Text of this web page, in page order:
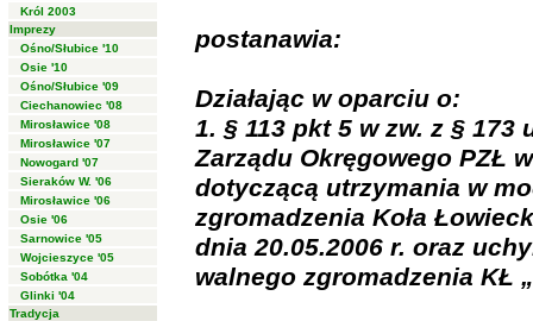
Król 2003
Imprezy
Ośno/Słubice '10
Osie '10
Ośno/Słubice '09
Ciechanowiec '08
Mirosławice '08
Mirosławice '07
Nowogard '07
Sieraków W. '06
Mirosławice '06
Osie '06
Sarnowice '05
Wojcieszyce '05
Sobótka '04
Glinki '04
Tradycja
postanawia:
Działając w oparciu o:
1. § 113 pkt 5 w zw. z § 173
Zarządu Okręgowego PZŁ
dotyczącą utrzymania w
zgromadzenia Koła
dnia 20.05.2006 r. oraz
walnego zgromadzenia KŁ